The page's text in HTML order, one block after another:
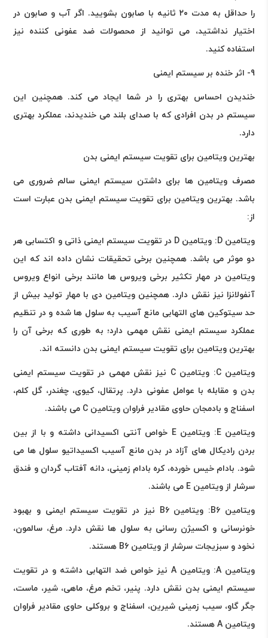
را حداقل به مدت ۲۰ ثانیه با صابون بشویید. اگر آب و صابون در
اختیار نداشتید، می توانید از محصولات ضد عفونی کننده نیز
استفاده کنید.
9- اثر خنده بر سیستم ایمنی
خندیدن احساس بهتری را در شما ایجاد می کند. همچنین این
سیستم در بدن افرادی که با صدای بلند می خندیدند، عملکرد بهتری
دارد.
بهترین ویتامین برای تقویت سیستم ایمنی بدن
مصرف ویتامین ها برای داشتن سیستم ایمنی سالم ضروری می
باشد. بهترین ویتامین برای تقویت سیستم ایمنی بدن عبارت است
از:
ویتامینD: ویتامین D در تقویت سیستم ایمنی ذاتی و اکتسابی هر
دو موثر می باشد. همچنین برخی تحقیقات نشان داده اند که این
ویتامین در مهار تکثیر برخی ویروس ها مانند برخی انواع ویروس
آنفولانزا نیز نقش دارد. همچنین ویتامین دی با مهار تولید بیش از
حد سیتوکین های التهابی مانع آسیب به سلول ها شده و در تنظیم
عملکرد سیستم ایمنی نقش مهمی دارد؛ به طوری که برخی آن را
بهترین ویتامین برای تقویت سیستم ایمنی بدن دانسته اند.
ویتامینC: ویتامینC نیز نقش مهمی در تقویت سیستم ایمنی
بدن و مقابله با عوامل عفونی دارد. پرتقال، کیوی، چغندر، گل کلم،
اسفناج و بادمجان حاوی مقادیر فراوان ویتامین C می باشند.
ویتامینE: ویتامینE خواص آنتی اکسیدانی داشته و با از بین
بردن رادیکال های آزاد در بدن مانع آسیب اکسیداتیو سلول ها می
شود. بادام خیس خورده، کره بادام زمینی، دانه آفتاب گردان و فندق
سرشار از ویتامین E می باشند.
ویتامین B6: ویتامینB6 نیز در تقویت سیستم ایمنی و بهبود
خونرسانی و اکسیژن رسانی به سلول ها نقش دارد. مرغ، سالمون،
نخود و سبزیجات سرشار از ویتامین B6 هستند.
ویتامین A: ویتامین A نیز خواص ضد التهابی داشته و در تقویت
سیستم ایمنی بدن نقش دارد. پنیر، تخم مرغ، ماهی، شیر، ماست،
جگر گاو، سیب زمینی شیرین، اسفناج و بروکلی حاوی مقادیر فراوان
ویتامین A هستند.